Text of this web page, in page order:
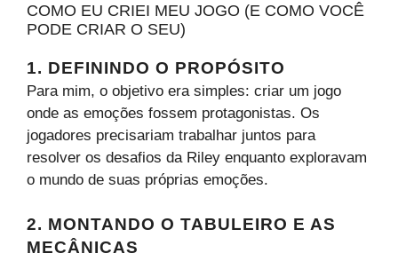
COMO EU CRIEI MEU JOGO (E COMO VOCÊ
PODE CRIAR O SEU)
1. DEFININDO O PROPÓSITO
Para mim, o objetivo era simples: criar um jogo
onde as emoções fossem protagonistas. Os
jogadores precisariam trabalhar juntos para
resolver os desafios da Riley enquanto exploravam
o mundo de suas próprias emoções.
2. MONTANDO O TABULEIRO E AS
MECÂNICAS